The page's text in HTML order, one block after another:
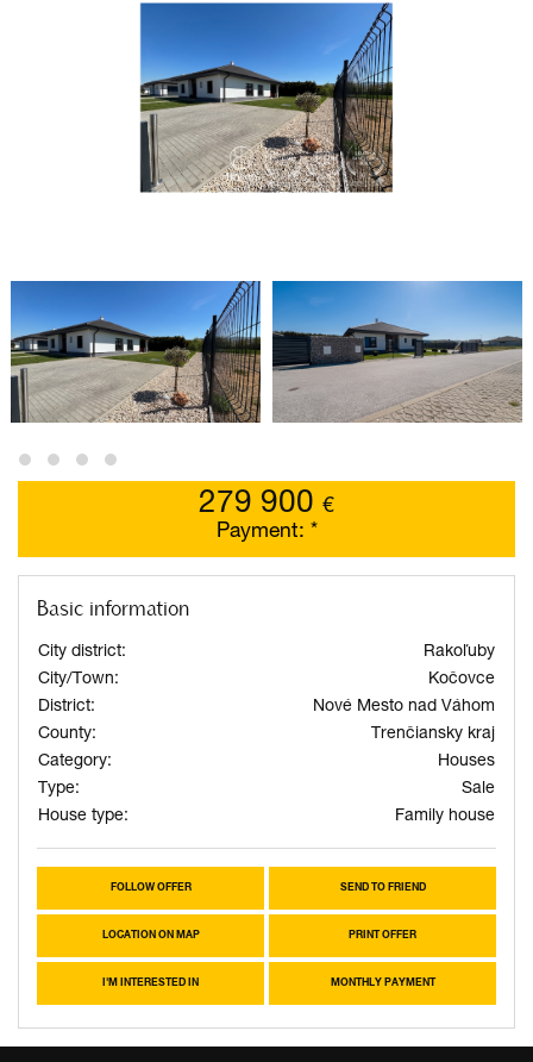
279 900 €
Payment: *
Basic information
City district:
Rakoľuby
City/Town:
Kočovce
District:
Nové Mesto nad Váhom
County:
Trenčiansky kraj
Category:
Houses
Type:
Sale
House type:
Family house
FOLLOW OFFER SEND TO FRIEND
LOCATION ON MAP PRINT OFFER
I'M INTERESTED IN MONTHLY PAYMENT